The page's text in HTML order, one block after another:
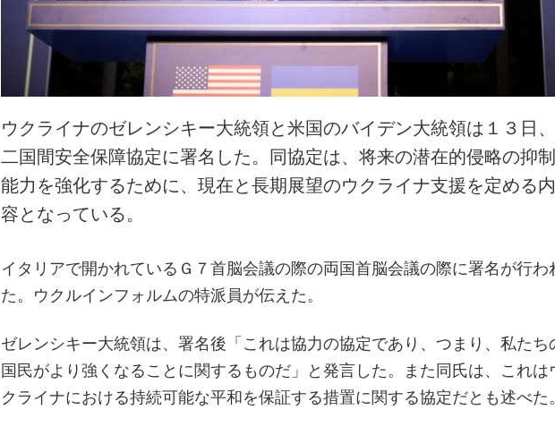
ウクライナのゼレンシキー大統領と米国のバイデン大統領は１３日、
二国間安全保障協定に署名した。同協定は、将来の潜在的侵略の抑制
能力を強化するために、現在と長期展望のウクライナ支援を定める内
容となっている。
イタリアで開かれているＧ７首脳会議の際の両国首脳会議の際に署名が行わ
た。ウクルインフォルムの特派員が伝えた。
ゼレンシキー大統領は、署名後「これは協力の協定であり、つまり、私たち
国民がより強くなることに関するものだ」と発言した。また同氏は、これは
クライナにおける持続可能な平和を保証する措置に関する協定だとも述べた